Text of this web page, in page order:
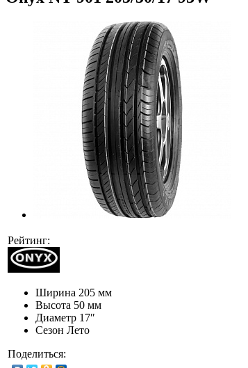
Рейтинг:
Ширина 205 мм
Высота 50 мм
Диаметр 17″
Сезон Лето
Поделиться: